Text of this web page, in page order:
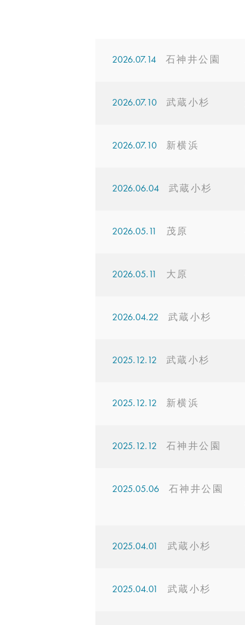
2026.07.14
2026.07.10
2026.07.10
2026.06.04
2026.05.11
2026.05.11
2026.04.22
2025.12.12
2025.12.12
2025.12.12
2025.05.06
2025.04.01
2025.04.01